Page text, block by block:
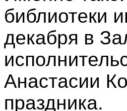
библиотеки
декабря в
Анастасии
праздника.